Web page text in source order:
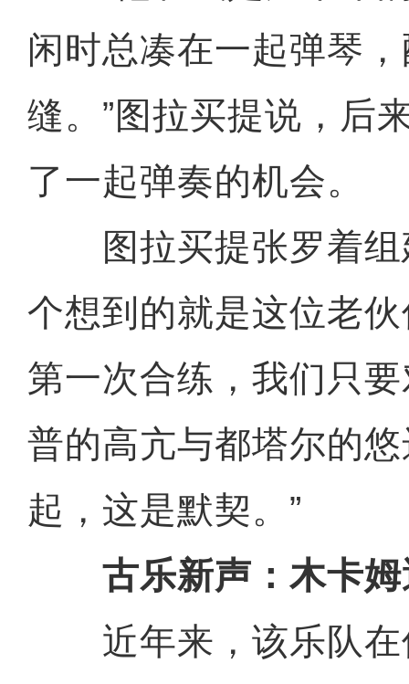
闲时总凑在一起弹琴
缝。”图拉买提说，后
了一起弹奏的机会。
图拉买提张罗着组
个想到的就是这位老
第一次合练，我们只
普的高亢与都塔尔的
起，这是默契。”
古乐新声：木卡
近年来，该乐队在